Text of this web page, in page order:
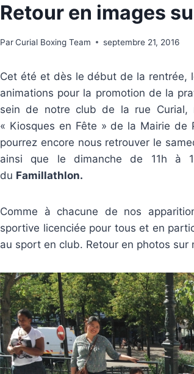
Retour en images
ParCurial Boxing Team septembre 21, 2016
Cet été et dès le début de la rentrée,
animations pour la promotion de la
sein de notre club de la rue Curial,
« Kiosques en Fête » de la Mairie de
pourrez encore nous retrouver le
ainsi que le dimanche de 11h à
du Famillathlon.
Comme à chacune de nos
sportive licenciée pour tous et en
au sport en club. Retour en photos sur